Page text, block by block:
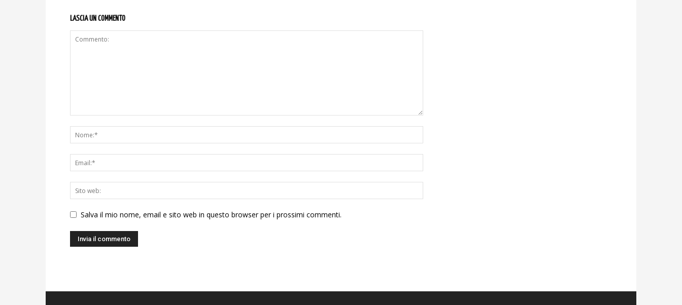
LASCIA UN COMMENTO
Salva il mio nome, email e sito web in questo browser per i prossimi commenti.